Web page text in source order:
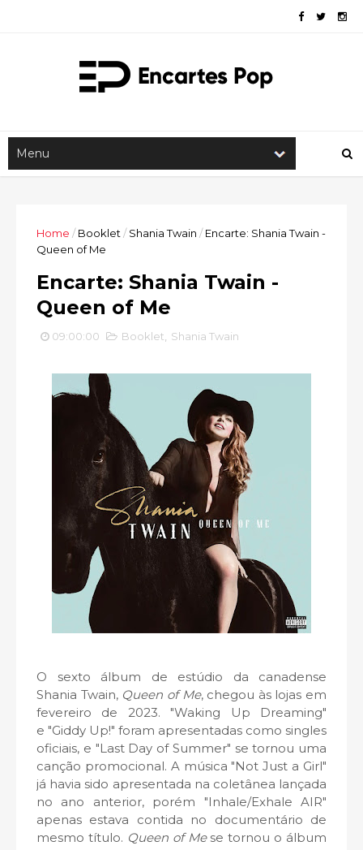
Home / Booklet / Shania Twain / Encarte: Shania Twain -
Queen of Me
Encarte: Shania Twain -
Queen of Me
09:00:00 Booklet Shania Twain
O sexto álbum de estúdio da canadense
Shania Twain, Queen of Me, chegou às lojas em
fevereiro de 2023. "Waking Up Dreaming"
e "Giddy Up!" foram apresentadas como singles
oficiais, e "Last Day of Summer" se tornou uma
canção promocional. A música "Not Just a Girl"
já havia sido apresentada na coletânea lançada
no ano anterior, porém "Inhale/Exhale AIR"
apenas estava contida no documentário de
mesmo título. Queen of Mese tornou o álbum